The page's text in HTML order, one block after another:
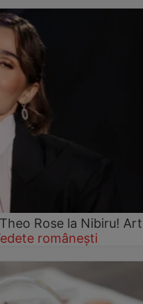
Rose la Nibiru!
românești